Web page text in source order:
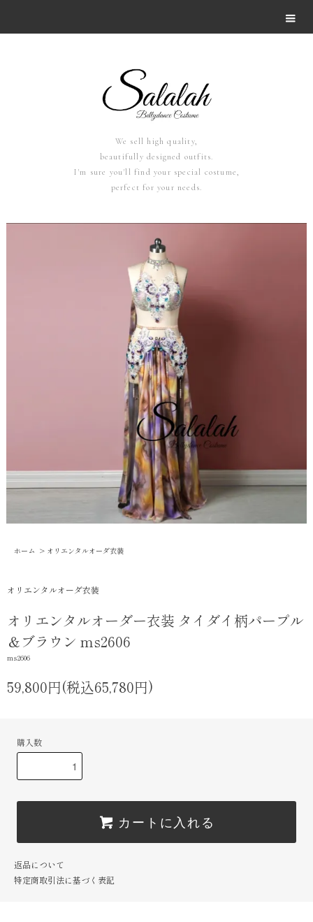
We sell high quality,
beautifully designed outfits.
I'm sure you'll find your special costume,
perfect for your needs.
ホーム > オリエンタルオーダ衣装
オリエンタルオーダ衣装
オリエンタルオーダー衣装 タイダイ柄パープル
＆ブラウン ms2606
ms2606
59,800円(税込65,780円)
購入数
カートに入れる
返品について
特定商取引法に基づく表記